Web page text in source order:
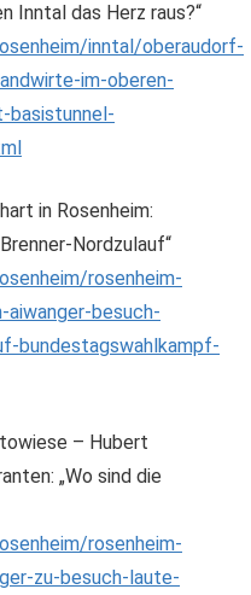
Inntal das Herz raus?“
inntal/oberaudorf-
im-oberen-
basistunnel-
in Rosenheim:
Nordzulauf“
rosenheim-
besuch-
bundestagswahlkampf-
– Hubert
„Wo sind die
rosenheim-
zu-besuch-laute-